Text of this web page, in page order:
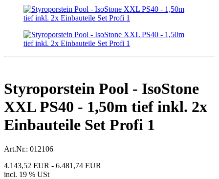
Styroporstein Pool - IsoStone
XXL PS40 - 1,50m tief inkl. 2x
Einbauteile Set Profi 1
Art.Nr.: 012106
4.143,52 EUR - 6.481,74 EUR
incl. 19 % USt